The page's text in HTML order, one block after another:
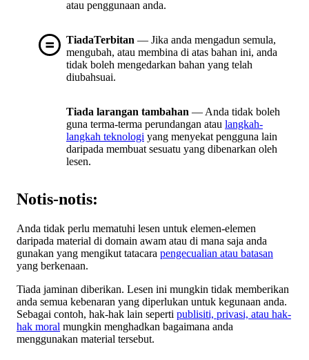
atau penggunaan anda.
TiadaTerbitan — Jika anda mengadun semula,
mengubah, atau membina di atas bahan ini, anda
tidak boleh mengedarkan bahan yang telah
diubahsuai.
Tiada larangan tambahan — Anda tidak boleh
guna terma-terma perundangan atau langkah-
langkah teknologi yang menyekat pengguna lain
daripada membuat sesuatu yang dibenarkan oleh
lesen.
Notis-notis:
Anda tidak perlu mematuhi lesen untuk elemen-elemen
daripada material di domain awam atau di mana saja anda
gunakan yang mengikut tatacara pengecualian atau batasan
yang berkenaan.
Tiada jaminan diberikan. Lesen ini mungkin tidak memberikan
anda semua kebenaran yang diperlukan untuk kegunaan anda.
Sebagai contoh, hak-hak lain seperti publisiti, privasi, atau hak-
hak moral mungkin menghadkan bagaimana anda
menggunakan material tersebut.